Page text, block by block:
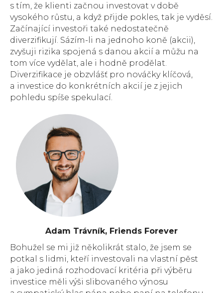
s tím, že klienti začnou investovat v době
vysokého růstu, a když přijde pokles, tak je vyděsí.
Začínající investoři také nedostatečně
diverzifikují. Sázím-li na jednoho koně (akcii),
zvyšuji rizika spojená s danou akcií a můžu na
tom více vydělat, ale i hodně prodělat.
Diverzifikace je obzvlášť pro nováčky klíčová,
a investice do konkrétních akcií je z jejich
pohledu spíše spekulací.
Adam Trávník, Friends Forever
Bohužel se mi již několikrát stalo, že jsem se
potkal s lidmi, kteří investovali na vlastní pěst
a jako jediná rozhodovací kritéria při výběru
investice měli výši slibovaného výnosu